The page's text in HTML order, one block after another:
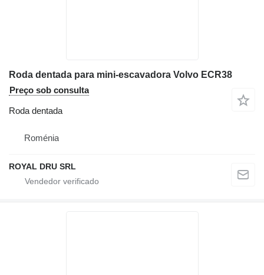
Roda dentada para mini-escavadora Volvo ECR38
Preço sob consulta
Roda dentada
Roménia
ROYAL DRU SRL